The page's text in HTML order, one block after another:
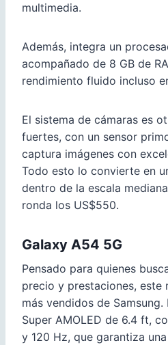
multimedia.
Además, integra un
acompañado de 8 GB de
rendimiento fluido incluso
El sistema de cámaras es
fuertes, con un sensor
captura imágenes con
Todo esto lo convierte en
dentro de la escala
ronda los US$550.
Galaxy A54 5G
Pensado para quienes
precio y prestaciones, este
más vendidos de
Super AMOLED de 6.4 ft,
y 120 Hz, que garantiza